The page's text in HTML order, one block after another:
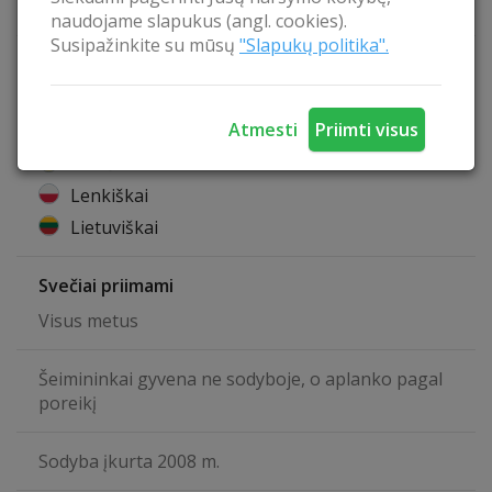
naudojame slapukus (angl. cookies).
Susipažinkite su mūsų "Slapukų politika".
Atmesti Priimti visus
Pritaikyta žmonėms su judėjimo negalia
Lenkiškai
Lietuviškai
Svečiai priimami
Visus metus
Šeimininkai gyvena ne sodyboje, o aplanko pagal
poreikį
Sodyba įkurta 2008 m.